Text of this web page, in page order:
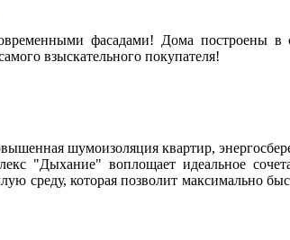
фасадами! Дома построены в
взыскательного покупателя!
шумоизоляция квартир,
"Дыхание" воплощает идеальное
среду, которая позволит максимально